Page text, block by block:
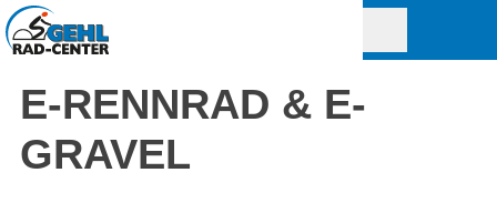
E-RENNRAD & E-
GRAVEL